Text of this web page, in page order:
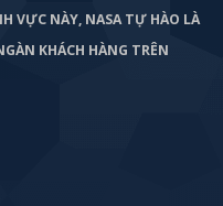
VỰC NÀY, NASA TỰ HÀO LÀ
KHÁCH HÀNG TRÊN